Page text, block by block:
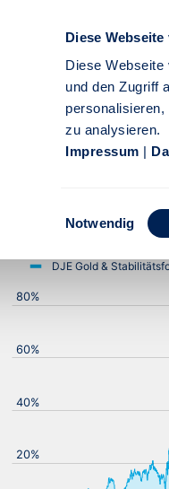
Diese
Diese
und den Zugriff
zu analysieren.
Impressum |
Notwendig
Performance